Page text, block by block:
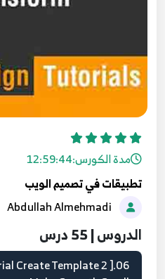
مدة الكورس:12:59:44
تطبيقات في تصميم الويب
الدروس | 55 درس
3
Create The Navbar
17:18
4
Create The Header
18:34
5
Install And Use BxSlider
20:15